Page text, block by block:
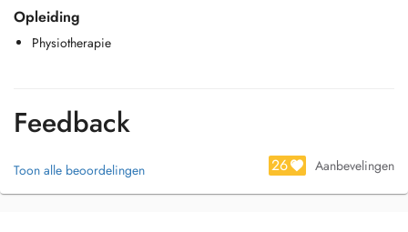
In meiner Arbeit ist mit eine vertrauensvolle, ruhige und
wertschätzende Beziehung zu meinen Patientinnen und Patienten
Meine Schwerpunkte sind:
CMD (craniomandibulären und cranio-fazialen Dysfunktionen in
Anlehnung an das CRAFTA-Konzept
Opleiding
Physiotherapie
Feedback
Toon alle beoordelingen 26 Aanbevelingen